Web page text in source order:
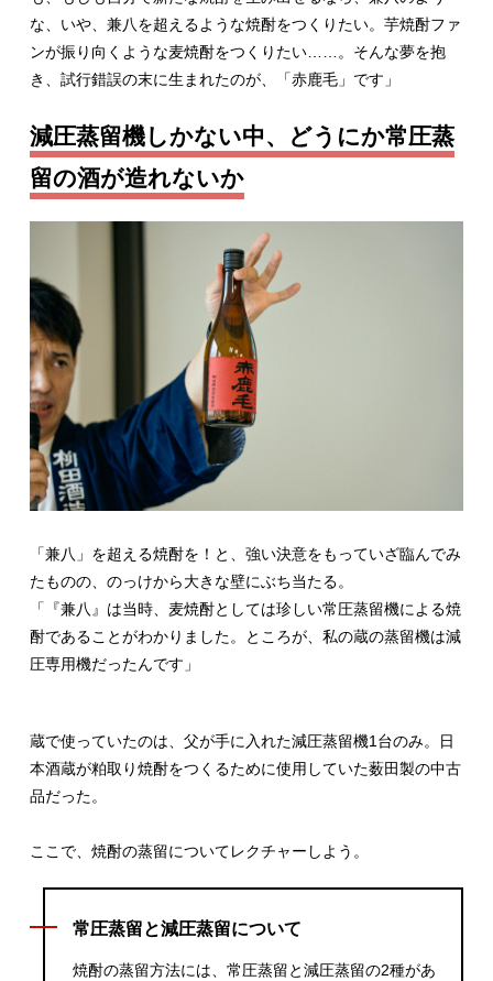
な、いや、兼八を超えるような焼酎をつくりたい。芋焼酎ファ
ンが振り向くような麦焼酎をつくりたい……。そんな夢を抱
き、試行錯誤の末に生まれたのが、「赤鹿毛」です」
減圧蒸留機しかない中、どうにか常圧蒸
留の酒が造れないか
「兼八」を超える焼酎を！と、強い決意をもっていざ臨んでみ
たものの、のっけから大きな壁にぶち当たる。
「『兼八』は当時、麦焼酎としては珍しい常圧蒸留機による焼
酎であることがわかりました。ところが、私の蔵の蒸留機は減
圧専用機だったんです」
蔵で使っていたのは、父が手に入れた減圧蒸留機1台のみ。日
本酒蔵が粕取り焼酎をつくるために使用していた薮田製の中古
品だった。
ここで、焼酎の蒸留についてレクチャーしよう。
常圧蒸留と減圧蒸留について
焼酎の蒸留方法には、常圧蒸留と減圧蒸留の2種があ